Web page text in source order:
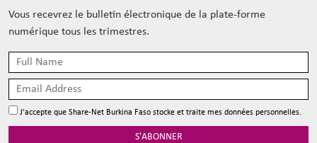
Vous recevrez le bulletin électronique de la plate-forme
numérique tous les trimestres.
J'accepte que Share-Net Burkina Faso stocke et traite mes données personnelles.
S'ABONNER